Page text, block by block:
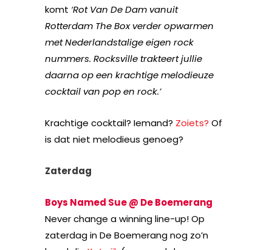
komt ‘Rot Van De Dam vanuit
Rotterdam The Box verder opwarmen
met Nederlandstalige eigen rock
nummers. Rocksville trakteert jullie
daarna op een krachtige melodieuze
cocktail van pop en rock.’
Krachtige cocktail? Iemand? Zoiets? Of
is dat niet melodieus genoeg?
Zaterdag
Boys Named Sue @ De Boemerang
Never change a winning line-up! Op
zaterdag in De Boemerang nog zo’n